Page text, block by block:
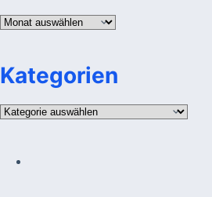
Archiv
Kategorien
Kategorien